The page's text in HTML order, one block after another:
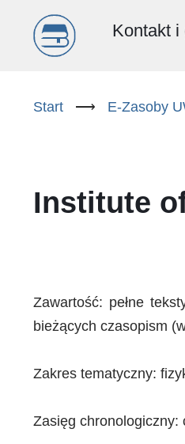
Menu
(PL)
Kontakt i
Start ⟶ E-Zasoby
Institute
Zawartość: pełne
bieżących czasopism
Zakres tematyczny:
Zasięg chronologiczny: